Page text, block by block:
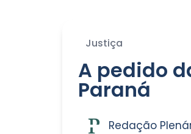
Justiça
A pedido
Paraná
Redação